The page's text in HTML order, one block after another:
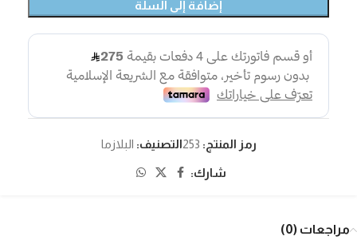
إضافة إلى السلة
رمز المنتج: 253التصنيف: البلازما
شارك:
مراجعات (0)